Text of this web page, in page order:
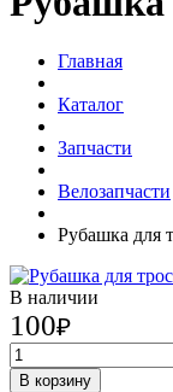
Главная
Каталог
Запчасти
Велозапчасти
Рубашка для
В наличии
100₽
В корзину